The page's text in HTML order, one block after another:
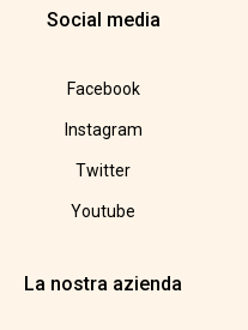
Social media
Facebook
Instagram
Twitter
Youtube
La nostra azienda